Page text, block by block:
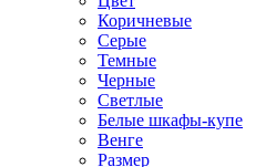
Коричневые
Серые
Темные
Черные
Светлые
Белые шкафы-купе
Венге
Размер